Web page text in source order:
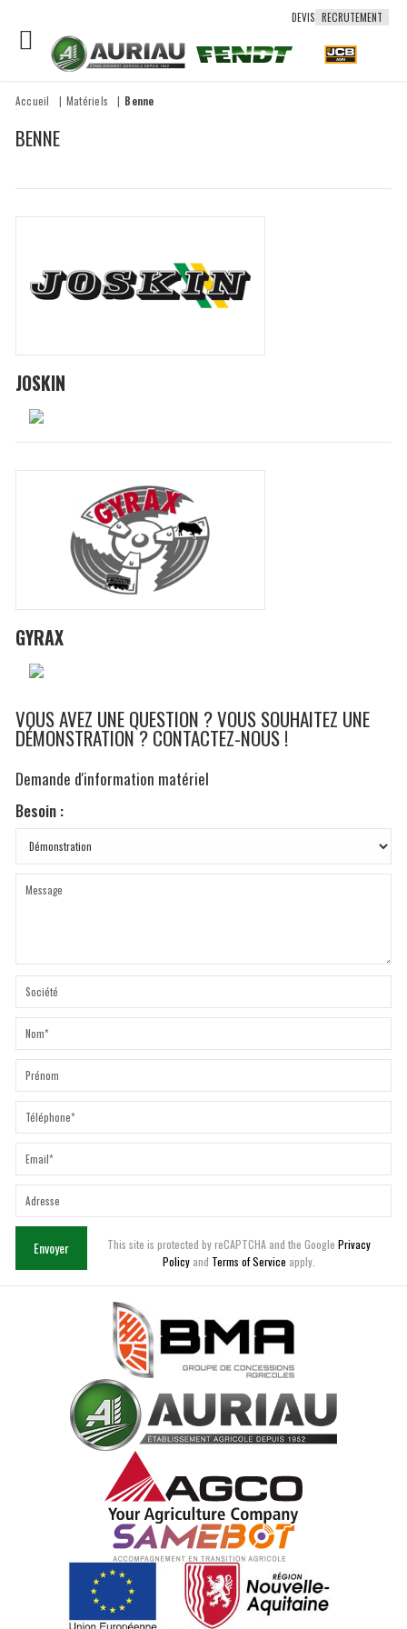
DEVIS RECRUTEMENT
Accueil Matériels Benne
BENNE
JOSKIN
GYRAX
VOUS AVEZ UNE QUESTION ? VOUS SOUHAITEZ UNE
DÉMONSTRATION ? CONTACTEZ-NOUS !
Demande d'information matériel
Besoin
Envoyer This site is protected by reCAPTCHA and the GooglePrivacy
Policy and Terms of Service apply.